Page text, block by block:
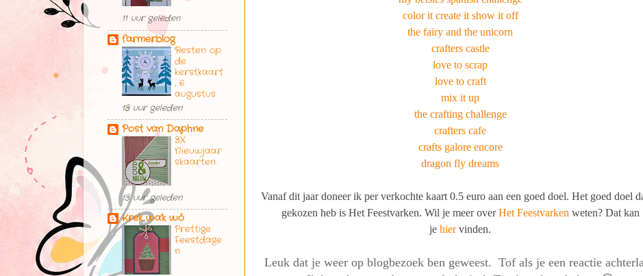
color it create it show it off
the fairy and the unicorn
crafters castle
love to scrap
love to craft
mix it up
the crafting challenge
crafters cafe
crafts galore encore
dragon fly dreams
Vanaf dit jaar doneer ik per verkochte kaart 0.5 euro aan een goed doel. Het goed doel
gekozen heb is Het Feestvarken. Wil je meer overHet Feestvarken weten? Dat kan
je hiervinden.
Leuk dat je weer op blogbezoek ben geweest. Tof als je een reactie
11 uur geleden
farmerblog
Resten op
de
kerstkaart
, 6
augustus
13 uur geleden
Post van Daphne
3X
Nieuwjaar
skaarten.
13 uur geleden
Krek wa'k wô
Prettige
Feestdage
n